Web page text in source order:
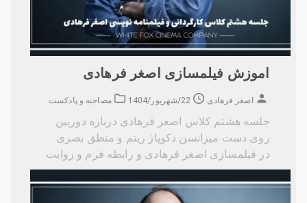
اموزش فیلمسازی اصغر فرهادی
اصغر فرهادی 22/شهریور/1404 مصاحبه و پادکست
جلسه هشتم کلاس اصغر فرهادی درباره دوربین
روی دست میزانسن دکوپاژ ریتم و منطق بصری
در فیلمسازی اصغر فرهادی و رابطه فرم و روایت